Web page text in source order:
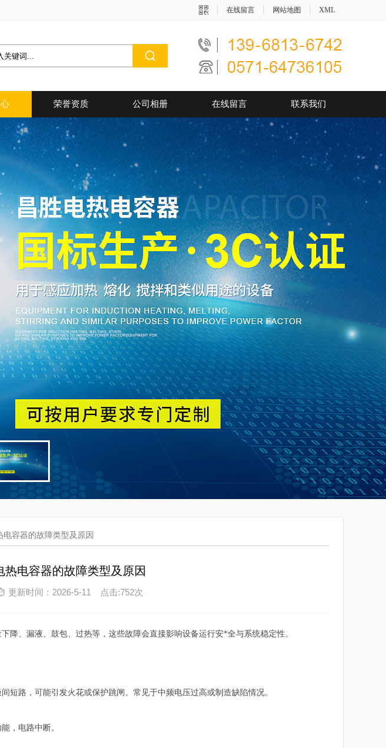
在线留言 网站地图 XML
荣誉资质 公司相册 在线留言 联系我们
电容器的故障类型及原因
热电容器的故障类型及原因
更新时间：2026-5-11 点击:752次
降、漏液、鼓包、过热等，这些故障会直接影响设备运行安*全与系统稳定性。
短路，可能引发火花或保护跳闸。常见于中频电压过高或制造缺陷情况。
，电路中断。